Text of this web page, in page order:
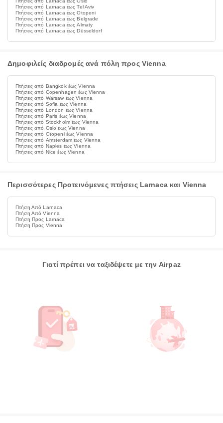
Πτήσεις από Larnaca έως Tel Aviv
Πτήσεις από Larnaca έως Otopeni
Πτήσεις από Larnaca έως Belgrade
Πτήσεις από Larnaca έως Almaty
Πτήσεις από Larnaca έως Düsseldorf
Δημοφιλείς διαδρομές ανά πόλη προς Vienna
Πτήσεις από Bangkok έως Vienna
Πτήσεις από Copenhagen έως Vienna
Πτήσεις από Warsaw έως Vienna
Πτήσεις από Sofia έως Vienna
Πτήσεις από London έως Vienna
Πτήσεις από Paris έως Vienna
Πτήσεις από Stockholm έως Vienna
Πτήσεις από Oslo έως Vienna
Πτήσεις από Otopeni έως Vienna
Πτήσεις από Amsterdam έως Vienna
Πτήσεις από Naples έως Vienna
Πτήσεις από Nice έως Vienna
Περισσότερες Προτεινόμενες πτήσεις Larnaca και Vienna
Πτήση Από Larnaca
Πτήση Από Vienna
Πτήση Προς Larnaca
Πτήση Προς Vienna
Γιατί πρέπει να ταξιδέψετε με την Airpaz